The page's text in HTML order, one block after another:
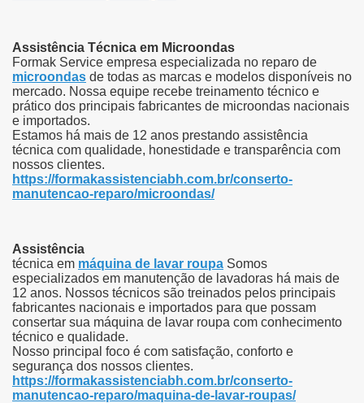
Assistência Técnica em Microondas
Formak Service empresa especializada no reparo de
microondas de todas as marcas e modelos disponíveis no
mercado. Nossa equipe recebe treinamento técnico e
prático dos principais fabricantes de microondas nacionais
e importados.
Estamos há mais de 12 anos prestando assistência
técnica com qualidade, honestidade e transparência com
nossos clientes.
https://formakassistenciabh.com.br/conserto-
manutencao-reparo/microondas/
Assistência
técnica em máquina de lavar roupa Somos
especializados em manutenção de lavadoras há mais de
12 anos. Nossos técnicos são treinados pelos principais
fabricantes nacionais e importados para que possam
consertar sua máquina de lavar roupa com conhecimento
técnico e qualidade.
Nosso principal foco é com satisfação, conforto e
segurança dos nossos clientes.
https://formakassistenciabh.com.br/conserto-
manutencao-reparo/maquina-de-lavar-roupas/